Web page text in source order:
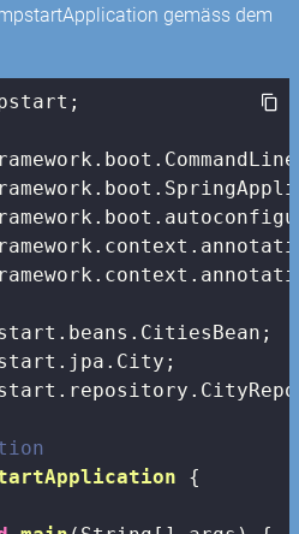
gemäss dem
{